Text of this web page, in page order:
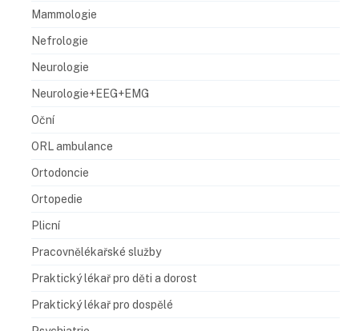
Mammologie
Nefrologie
Neurologie
Neurologie+EEG+EMG
Oční
ORL ambulance
Ortodoncie
Ortopedie
Plicní
Pracovnělékařské služby
Praktický lékař pro děti a dorost
Praktický lékař pro dospělé